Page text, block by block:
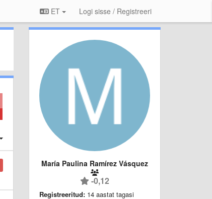
ET Logi sisse / Registreeri
María Paulina Ramírez Vásquez
-0,12
Registreeritud: 14 aastat tagasi